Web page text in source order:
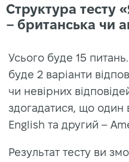
Структура тесту
– британська чи
Усього буде 15
буде 2 варіанти
чи невірних
здогадатися, що один
English та другий –
Результат тесту ви